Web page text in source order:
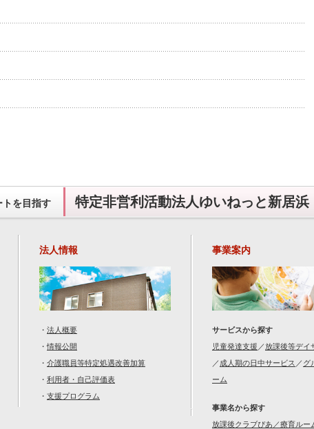
を目指す 特定非営利活動法人ゆいねっと新居浜
法人情報
・ 法人概要
・情報公開
・ 介護職員等特定処遇改善加算
・ 利用者・自己評価表
・ 支援プログラム
事業案内
サービスから探す
児童発達支援 ／放課後等デイ
／ 成人期の日中サービス ／ グ
ーム
事業名から探す
放課後クラブぴあ／療育ルー